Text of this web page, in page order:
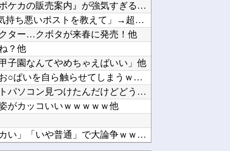
【画像】イオンの店頭に貼られた『ポケカの販売案内』が強気すぎると話題にｗｗｗｗ他
X民「Grok、俺のアカウントで一番気持ち悪いポストを教えて」→超火力の回答に完全敗北する...
ター…クボタが来春に発売！他
？他
子園なんてやめちゃえばいい」他
【画像】吉岡里帆さん、アドリブでお○ぱいを自ら触らせてしまうｗｗｗｗｗｗｗ他
ハードオフでこの３０００円のノートパソコン見つけたんだけどどうですか？他
がカッコいいｗｗｗｗｗ他
【画像】あのちゃんの後ろ姿、「デカい」「いや普通」で大論争ｗｗｗｗ他
ザーボード」か他